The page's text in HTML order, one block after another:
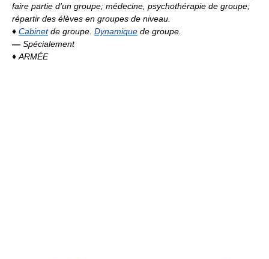
faire partie d'un groupe; médecine, psychothérapie de groupe;
répartir des élèves en groupes de niveau.
♦ Cabinet de groupe. Dynamique de groupe.
— Spécialement
♦ ARMÉE